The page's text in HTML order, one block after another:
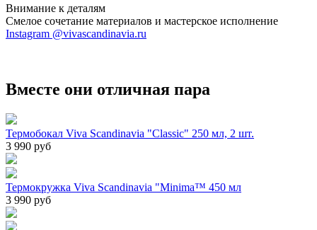
Внимание к деталям
Смелое сочетание материалов и мастерское исполнение
Instagram @vivascandinavia.ru
Вместе они отличная пара
Термобокал Viva Scandinavia "Classic" 250 мл, 2 шт.
3 990 руб
Термокружка Viva Scandinavia "Minima™ 450 мл
3 990 руб